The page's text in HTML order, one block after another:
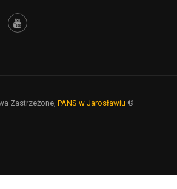
Zastrzeżone, PANS w Jarosławiu ©